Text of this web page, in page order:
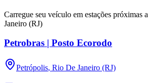
Carregue seu veículo em estações próximas a
Janeiro (RJ)
Petrobras | Posto Ecorodo
Petrópolis, Rio De Janeiro (RJ)